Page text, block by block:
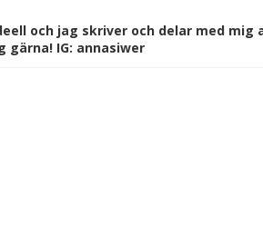
och jag skriver och delar med
IG: annasiwer